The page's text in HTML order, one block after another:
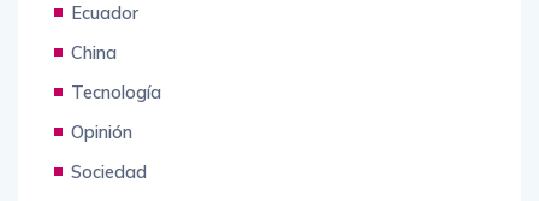
Ecuador
China
Tecnología
Opinión
Sociedad